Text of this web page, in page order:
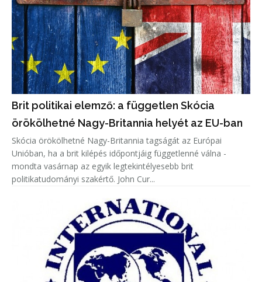
Brit politikai elemző: a független Skócia
örökölhetné Nagy-Britannia helyét az EU-ban
Skócia örökölhetné Nagy-Britannia tagságát az Európai
Unióban, ha a brit kilépés időpontjáig függetlenné válna -
mondta vasárnap az egyik legtekintélyesebb brit
politikatudományi szakértő. John Cur...